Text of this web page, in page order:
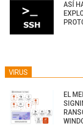
ASÍ
VIRUS
EL